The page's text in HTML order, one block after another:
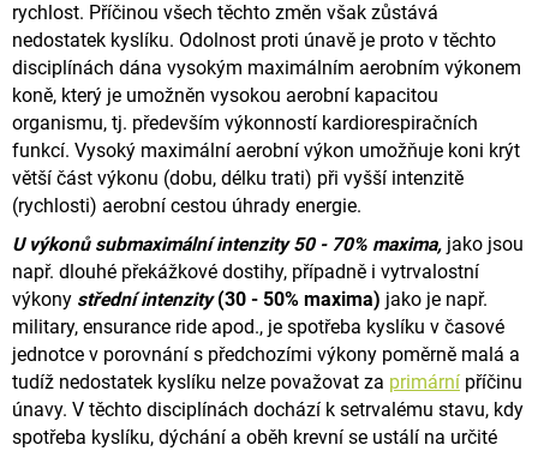
rychlost. Příčinou všech těchto změn však zůstává
nedostatek kyslíku. Odolnost proti únavě je proto v těchto
disciplínách dána vysokým maximálním aerobním výkonem
koně, který je umožněn vysokou aerobní kapacitou
organismu, tj. především výkonností kardiorespiračních
funkcí. Vysoký maximální aerobní výkon umožňuje koni krýt
větší část výkonu (dobu, délku trati) při vyšší intenzitě
(rychlosti) aerobní cestou úhrady energie.
U výkonů submaximální intenzity 50 - 70% maxima, jako jsou
např. dlouhé překážkové dostihy, případně i vytrvalostní
výkony střední intenzity(30 - 50% maxima) jako je např.
military, ensurance ride apod., je spotřeba kyslíku v časové
jednotce v porovnání s předchozími výkony poměrně malá a
tudíž nedostatek kyslíku nelze považovat za primární příčinu
únavy. V těchto disciplínách dochází k setrvalému stavu, kdy
spotřeba kyslíku, dýchání a oběh krevní se ustálí na určité